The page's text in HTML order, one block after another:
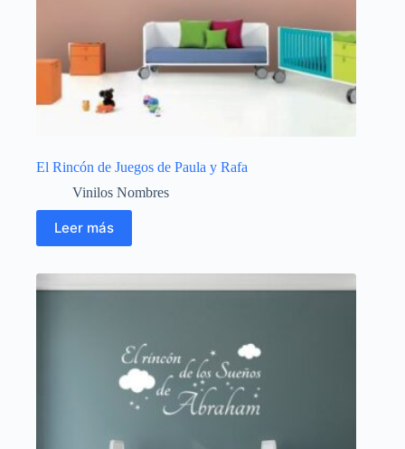
El Rincón de Juegos de Paula y Rafa
Vinilos Nombres
Leer más